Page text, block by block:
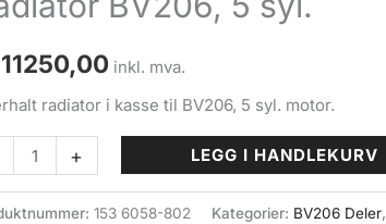
11250,00 inkl. mva.
radiator i kasse til BV206, 5 syl. motor.
+ LEGG I HANDLEKURV
153 6058-802 Kategorier: BV206 Deler,